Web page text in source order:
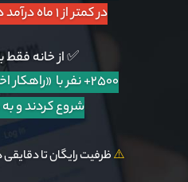
در کمتر از ۱ ماه درآمد دلخواهت رو داری
✅ از خانه
۲۵۰۰+ نفر با «راهکار اختصاصی»
شروع کردند و
⚠️ظرفیت رایگان تا